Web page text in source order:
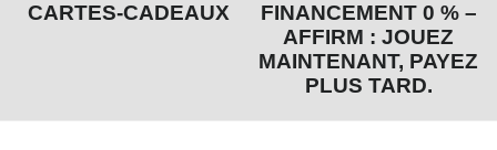
CARTES-CADEAUX
FINANCEMENT 0 % –
AFFIRM : JOUEZ
MAINTENANT, PAYEZ
PLUS TARD.